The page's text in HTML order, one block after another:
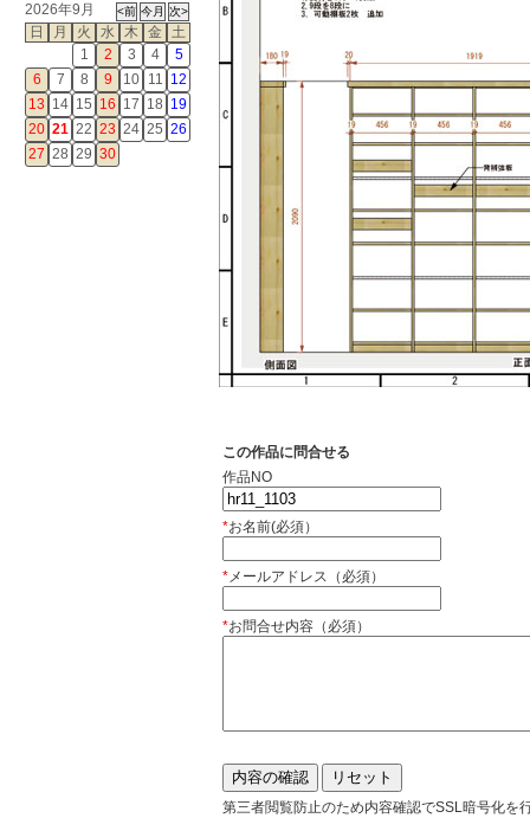
2026年9月
日
月 火 水 木 金
土
1
2 3 4
5
6
7 8 9 10 11 12
13 14 15 16 17 18 19
20 21 22 23 24 25 26
27 28 29 30
この作品に問合せる
作品NO
*お名前(必須）
*メールアドレス（必須）
*お問合せ内容（必須）
第三者閲覧防止のため内容確認でSSL暗号化を